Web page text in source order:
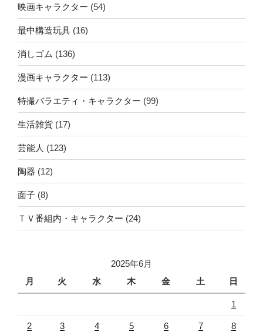
映画キャラクター (54)
最中構造玩具 (16)
消しゴム (136)
漫画キャラクター (113)
特撮バラエティ・キャラクター (99)
生活雑貨 (17)
芸能人 (123)
陶器 (12)
面子 (8)
ＴＶ番組内・キャラクター (24)
2025年6月
月
火 水 木 金 土 日
1
2 3 4 5 6 7 8